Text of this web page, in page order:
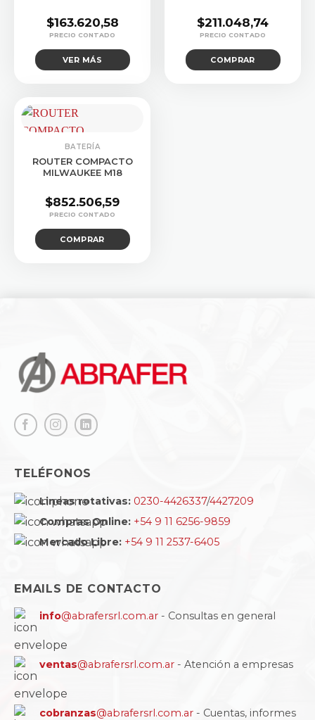
$163.620,58
VER MÁS
$211.048,74
COMPRAR
BATERÍA
ROUTER COMPACTO
MILWAUKEE M18
$852.506,59
COMPRAR
TELÉFONOS
Lineas rotativas: 0230-4426337/4427209
Compras Online: +54 9 11 6256-9859
Mercado Libre: +54 9 11 2537-6405
EMAILS DE CONTACTO
info@abrafersrl.com.ar - Consultas en general
ventas@abrafersrl.com.ar - Atención a empresas
cobranzas@abrafersrl.com.ar - Cuentas, informes